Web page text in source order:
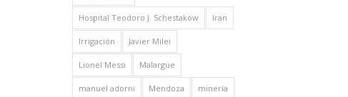
Hospital Teodoro J. Schestakow Iran
Irrigación Javier Milei
Lionel Messi Malargüe
manuel adorni Mendoza minería